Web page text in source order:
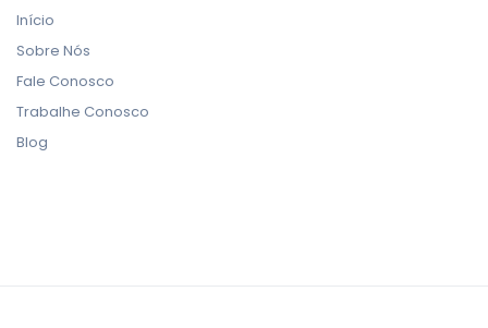
Início
Sobre Nós
Fale Conosco
Trabalhe Conosco
Blog